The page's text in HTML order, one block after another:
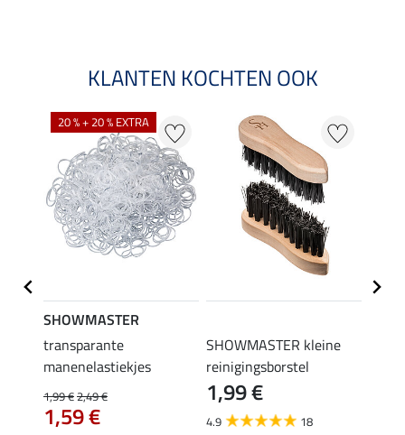
KLANTEN KOCHTEN OOK
20 % + 20 % EXTRA
SHOWMASTER
transparante
manenelastiekjes
1,99 €2,49 €
1,59 €
SHOWMASTER kleine
reinigingsborstel
1,99 €
4.9 18